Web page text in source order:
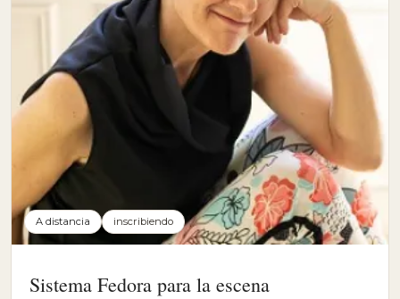
A distancia inscribiendo
Sistema Fedora para la escena